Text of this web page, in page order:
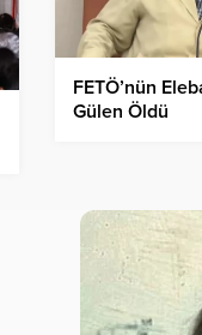
FETÖ’nün
Gülen Öldü